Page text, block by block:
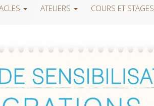
ATELIERS COURS ET STAGES